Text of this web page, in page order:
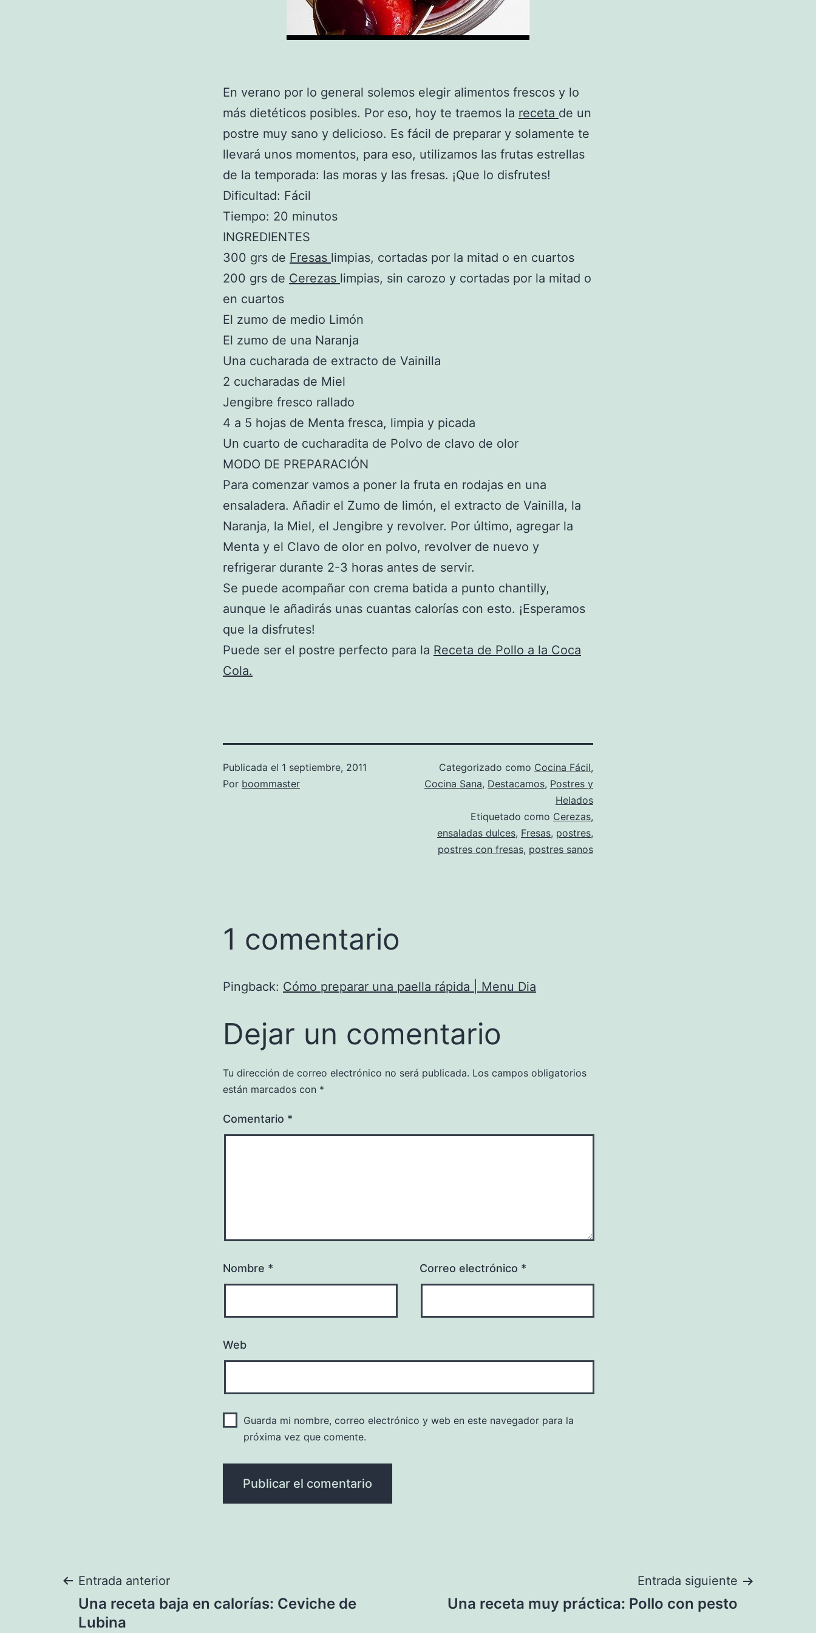
En verano por lo general solemos elegir alimentos frescos y lo
más dietéticos posibles. Por eso, hoy te traemos la receta de un
postre muy sano y delicioso. Es fácil de preparar y solamente te
llevará unos momentos, para eso, utilizamos las frutas estrellas
de la temporada: las moras y las fresas. ¡Que lo disfrutes!
Dificultad: Fácil
Tiempo: 20 minutos
INGREDIENTES
300 grs de Fresas limpias, cortadas por la mitad o en cuartos
200 grs de Cerezas limpias, sin carozo y cortadas por la mitad o
en cuartos
El zumo de medio Limón
El zumo de una Naranja
Una cucharada de extracto de Vainilla
2 cucharadas de Miel
Jengibre fresco rallado
4 a 5 hojas de Menta fresca, limpia y picada
Un cuarto de cucharadita de Polvo de clavo de olor
MODO DE PREPARACIÓN
Para comenzar vamos a poner la fruta en rodajas en una
ensaladera. Añadir el Zumo de limón, el extracto de Vainilla, la
Naranja, la Miel, el Jengibre y revolver. Por último, agregar la
Menta y el Clavo de olor en polvo, revolver de nuevo y
refrigerar durante 2-3 horas antes de servir.
Se puede acompañar con crema batida a punto chantilly,
aunque le añadirás unas cuantas calorías con esto. ¡Esperamos
que la disfrutes!
Puede ser el postre perfecto para la Receta de Pollo a la Coca
Cola.
Publicada el 1 septiembre, 2011
Por boommaster
Categorizado como Cocina Fácil,
Cocina Sana, Destacamos, Postres y
Helados
Etiquetado como Cerezas,
ensaladas dulces, Fresas, postres,
postres con fresas, postres sanos
1 comentario
Pingback: Cómo preparar una paella rápida | Menu Dia
Dejar un comentario
Tu dirección de correo electrónico no será publicada. Los campos obligatorios
están marcados con *
Comentario *
Nombre * Correo electrónico *
Web
Guarda mi nombre, correo electrónico y web en este navegador para la
próxima vez que comente.
Navegación
Entrada anterior
Una receta baja en calorías: Ceviche de
Lubina
Entrada siguiente
Una receta muy práctica: Pollo con pesto